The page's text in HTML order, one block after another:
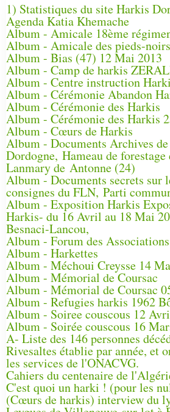
1) Statistiques du site Harkis
Agenda Katia Khemache
Album - Amicale 18ème
Album - Amicale des pieds-
Album - Bias (47) 12 Mai 2013
Album - Camp de harkis
Album - Centre instruction
Album - Cérémonie Abandon
Album - Cérémonie des Harkis
Album - Cérémonie des Harkis
Album - Cœurs de Harkis
Album - Documents Archives
Dordogne, Hameau de forestage
Lanmary de Antonne (24)
Album - Documents secrets sur
consignes du FLN, Parti
Album - Exposition Harkis
Harkis- du 16 Avril au 18 Mai
Besnaci-Lancou,
Album - Forum des
Album - Harkettes
Album - Méchoui Creysse 14
Album - Mémorial de Coursac
Album - Mémorial de Coursac
Album - Refugies harkis 1962
Album - Soiree couscous 12
Album - Soirée couscous 16
A- Liste des 146 personnes
Rivesaltes établie par année, et
les services de l'ONACVG.
Cahiers du centenaire de
C'est quoi un harki ! (pour les
(Cœurs de harkis) interview du